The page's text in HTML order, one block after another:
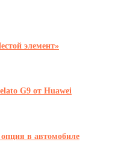
элемент»
G9 от Huawei
в автомобиле